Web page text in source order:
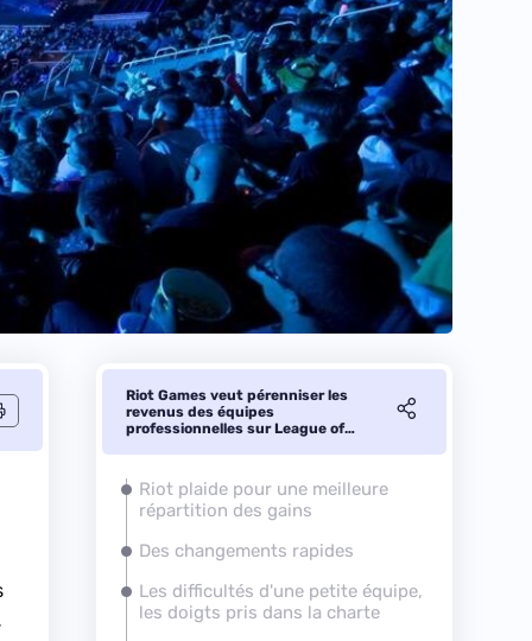
Riot Games veut pérenniser les
revenus des équipes
professionnelles sur League of
Riot plaide pour une meilleure
répartition des gains
Des changements rapides
Les difficultés d'une petite équipe,
les doigts pris dans la charte